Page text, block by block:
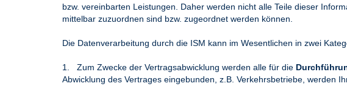
bzw. vereinbarten Leistungen. Daher werden nicht alle Teile dieser
mittelbar zuzuordnen sind bzw. zugeordnet werden können.
Die Datenverarbeitung durch die ISM kann im Wesentlichen in zwei
1. Zum Zwecke der Vertragsabwicklung werden alle für die
Abwicklung des Vertrages eingebunden, z.B. Verkehrsbetriebe, werden